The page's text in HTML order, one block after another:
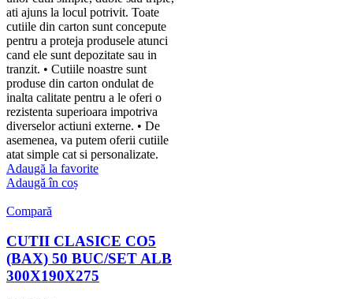
ati ajuns la locul potrivit. Toate
cutiile din carton sunt concepute
pentru a proteja produsele atunci
cand ele sunt depozitate sau in
tranzit. • Cutiile noastre sunt
produse din carton ondulat de
inalta calitate pentru a le oferi o
rezistenta superioara impotriva
diverselor actiuni externe. • De
asemenea, va putem oferii cutiile
atat simple cat si personalizate.
Adaugă la favorite
Adaugă în coș
Compară
CUTII CLASICE CO5
(BAX) 50 BUC/SET ALB
300X190X275